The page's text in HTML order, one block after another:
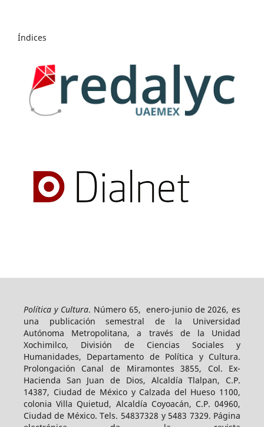
Índices
Política y Cultura. Número 65, enero-junio de 2026, es
una publicación semestral de la Universidad
Autónoma Metropolitana, a través de la Unidad
Xochimilco, División de Ciencias Sociales y
Humanidades, Departamento de Política y Cultura.
Prolongación Canal de Miramontes 3855, Col. Ex-
Hacienda San Juan de Dios, Alcaldía Tlalpan, C.P.
14387, Ciudad de México y Calzada del Hueso 1100,
colonia Villa Quietud, Alcaldía Coyoacán, C.P. 04960,
Ciudad de México. Tels. 54837328 y 5483 7329. Página